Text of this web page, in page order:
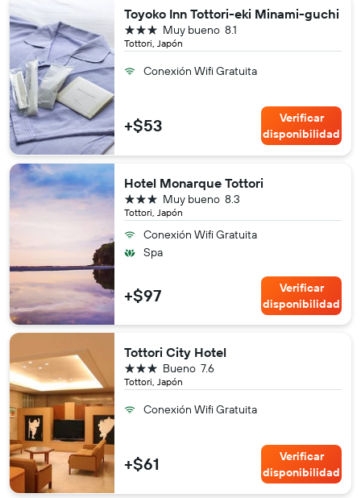
Toyoko Inn Tottori-eki Minami-guchi
Tottori, Japón
8.1
Muy bueno
3 estrellas
Conexión Wifi Gratuita
+$53
Verificar
disponibilidad
Hotel Monarque Tottori
Tottori, Japón
8.3
Muy bueno
3 estrellas
Conexión Wifi Gratuita
Spa
+$97
Verificar
disponibilidad
Tottori City Hotel
Tottori, Japón
7.6
Bueno
3 estrellas
Conexión Wifi Gratuita
+$61
Verificar
disponibilidad